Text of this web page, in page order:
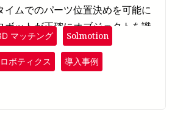
イムでのパーツ位置決めを可能に
ボットが正確にオブジェクトを識
を行えるようにします。
マッチング Solmotion
ボティクス 導入事例